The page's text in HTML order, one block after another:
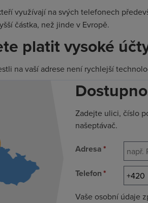
využívají na svých telefonech
částka, než jinde v Evropě.
platit vysoké
na vaší adrese není rychlejší
Zadejte ulici, číslo
našeptávač.
Adresa*
Telefon*
Vaše osobní údaje